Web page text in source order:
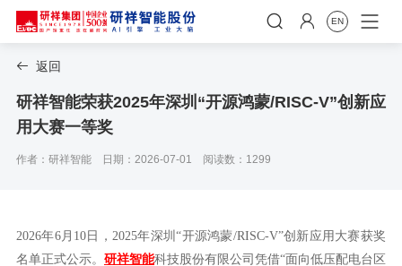
  EN
 返回
研祥智能荣获2025年深圳“开源鸿蒙/RISC-V”创新应
用大赛一等奖
作者：研祥智能 日期：2026-07-01 阅读数：1299
2026年6月10日，2025年深圳“开源鸿蒙/RISC-V”创新应用大赛获奖
名单正式公示。 研祥智能科技股份有限公司凭借“面向低压配电台区